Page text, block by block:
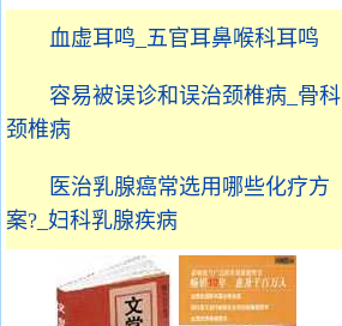
血虚耳鸣_五官耳鼻喉科耳鸣
容易被误诊和误治颈椎病_骨科
颈椎病
医治乳腺癌常选用哪些化疗方
案?_妇科乳腺疾病